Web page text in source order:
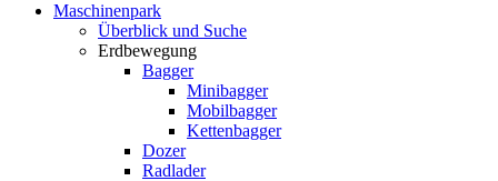
Maschinenpark
Überblick und Suche
Erdbewegung
Bagger
Minibagger
Mobilbagger
Kettenbagger
Dozer
Radlader